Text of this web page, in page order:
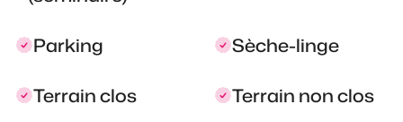
Parking
Sèche-linge
Terrain clos
Terrain non clos